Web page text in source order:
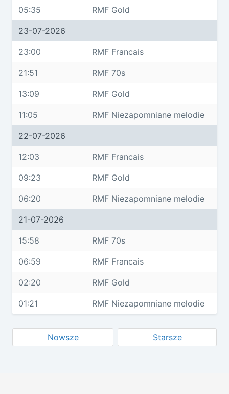
05:35 RMF Gold
23-07-2026
23:00 RMF Francais
21:51 RMF 70s
13:09 RMF Gold
11:05 RMF Niezapomniane melodie
22-07-2026
12:03 RMF Francais
09:23 RMF Gold
06:20 RMF Niezapomniane melodie
21-07-2026
15:58 RMF 70s
06:59 RMF Francais
02:20 RMF Gold
01:21 RMF Niezapomniane melodie
Nowsze Starsze